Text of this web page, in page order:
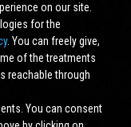
on our site.
for the
. You can freely give,
of the treatments
reachable through
You can consent